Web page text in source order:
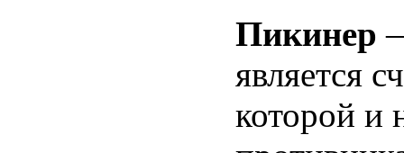
Пикинер
является
которой и